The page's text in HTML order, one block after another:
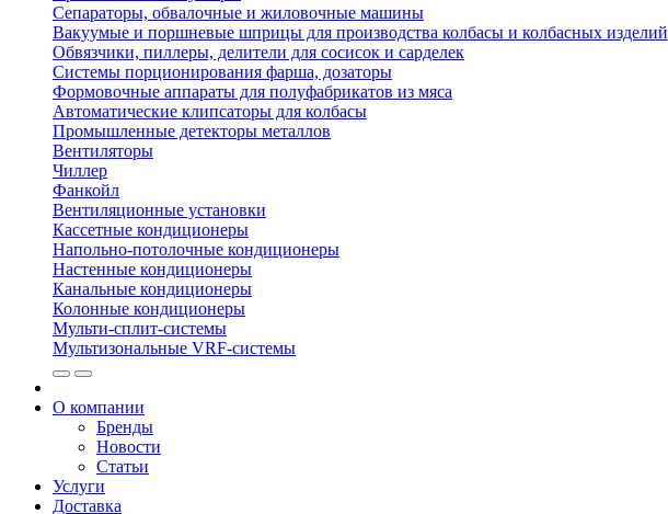
Сепараторы, обвалочные и жиловочные машины
Вакуумые и поршневые шприцы для производства колбасы и колбасных изделий
Обвязчики, пиллеры, делители для сосисок и сарделек
Системы порционирования фарша, дозаторы
Формовочные аппараты для полуфабрикатов из мяса
Автоматические клипсаторы для колбасы
Промышленные детекторы металлов
Вентиляторы
Чиллер
Фанкойл
Вентиляционные установки
Кассетные кондиционеры
Напольно-потолочные кондиционеры
Настенные кондиционеры
Канальные кондиционеры
Колонные кондиционеры
Мульти-сплит-системы
Мультизональные VRF-системы
О компании
Бренды
Новости
Статьи
Услуги
Доставка